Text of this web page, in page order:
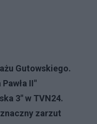
Gutowskiego.
II"
3" w TVN24.
zarzut